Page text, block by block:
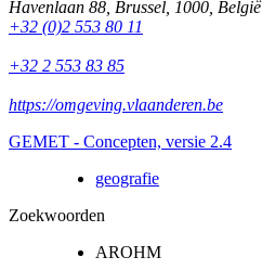
Havenlaan 88 Brussel 1000 België
+32 (0)2 553 80 11
+32 2 553 83 85
https://omgeving.vlaanderen.be
GEMET - Concepten, versie 2.4
geografie
Zoekwoorden
AROHM